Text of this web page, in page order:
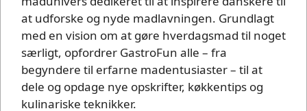
at udforske og nyde madlavningen. Grundlagt
med en vision om at gøre hverdagsmad til noget
særligt, opfordrer GastroFun alle – fra
begyndere til erfarne madentusiaster – til at
dele og opdage nye opskrifter, køkkentips og
kulinariske teknikker.